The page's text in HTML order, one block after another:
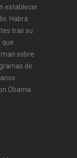
establecer
Habrá
tras su
que
sobre
de
Obama.